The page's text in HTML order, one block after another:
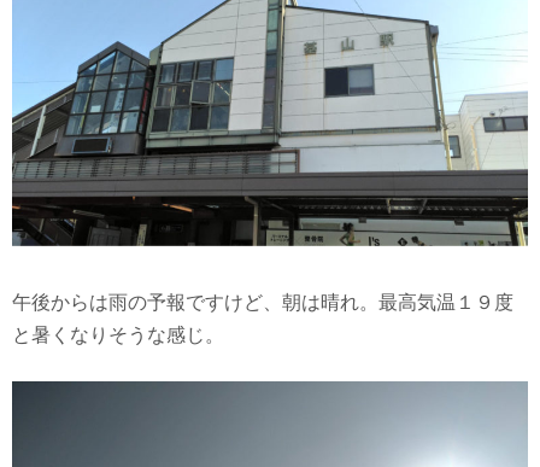
午後からは雨の予報ですけど、朝は晴れ。最高気温１９度
と暑くなりそうな感じ。